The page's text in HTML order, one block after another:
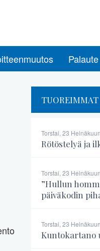
Torstai, 23
Rötöstelyä ja
Torstai, 23
”Hullun
päiväkodin
Torstai, 23
Kuntokartano